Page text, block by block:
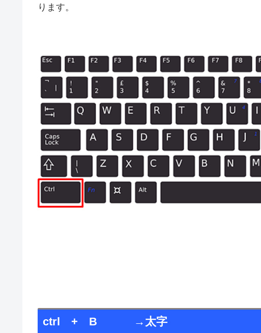
ります。
ctrl + B →太字